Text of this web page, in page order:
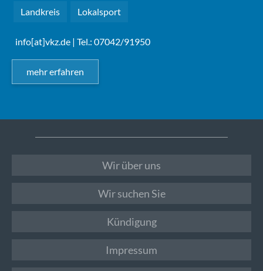
Landkreis Lokalsport
info[at]vkz.de | Tel.: 07042/91950
mehr erfahren
Wir über uns
Wir suchen Sie
Kündigung
Impressum